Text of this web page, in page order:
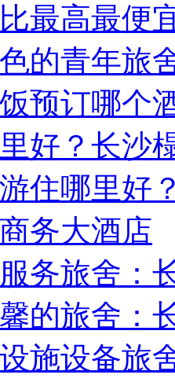
最高最便
的青年旅
预订哪个
好？长沙
住哪里好
务大酒店
务旅舍：
的旅舍：
施设备旅